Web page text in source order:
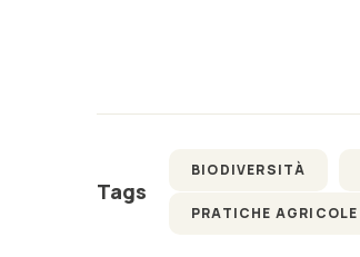
Tags
BIODIVERSITÀ
PRATICHE AGRICOLE